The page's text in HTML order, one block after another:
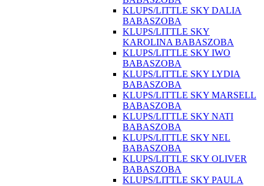
KLUPS/LITTLE SKY DALIA
BABASZOBA
KLUPS/LITTLE SKY
KAROLINA BABASZOBA
KLUPS/LITTLE SKY IWO
BABASZOBA
KLUPS/LITTLE SKY LYDIA
BABASZOBA
KLUPS/LITTLE SKY MARSELL
BABASZOBA
KLUPS/LITTLE SKY NATI
BABASZOBA
KLUPS/LITTLE SKY NEL
BABASZOBA
KLUPS/LITTLE SKY OLIVER
BABASZOBA
KLUPS/LITTLE SKY PAULA